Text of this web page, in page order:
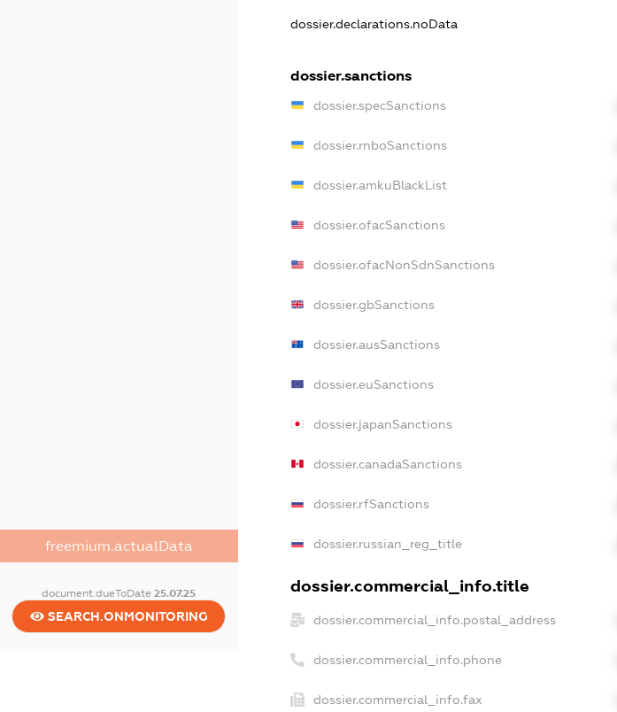
freemium.actualData
document.dueToDate25.07.25
SEARCH.ONMONITORING
dossier.declarations.noData
dossier.sanctions
dossier.specSanctions
dossier.rnboSanctions
dossier.amkuBlackList
dossier.ofacSanctions
dossier.ofacNonSdnSanctions
dossier.gbSanctions
dossier.ausSanctions
dossier.euSanctions
dossier.japanSanctions
dossier.canadaSanctions
dossier.rfSanctions
dossier.russian_reg_title
dossier.commercial_info.title
dossier.commercial_info.postal_address
dossier.commercial_info.phone
dossier.commercial_info.fax